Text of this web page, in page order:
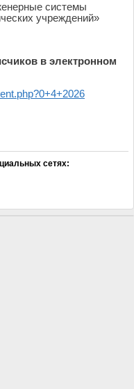
системы
учреждений»
в электронном
сетях: